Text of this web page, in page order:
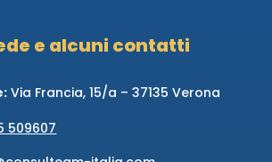
e alcuni contatti
Via Francia, 15/a – 37135 Verona
509607